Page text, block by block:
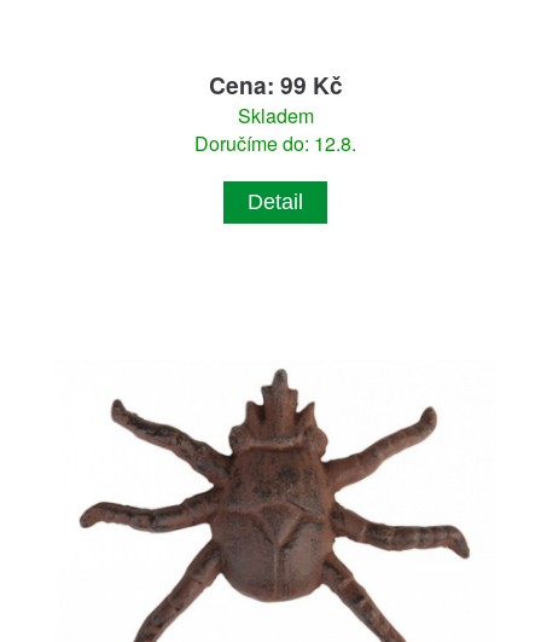
Cena: 99 Kč
Skladem
Doručíme do: 12.8.
Detail